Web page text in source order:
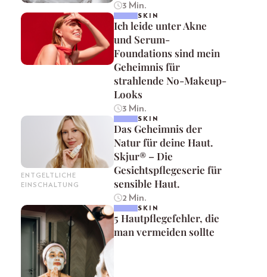
3 Min.
SKIN
Ich leide unter Akne
und Serum-
Foundations sind mein
Geheimnis für
strahlende No-Makeup-
Looks
3 Min.
ENTGELTLICHE
EINSCHALTUNG
SKIN
Das Geheimnis der
Natur für deine Haut.
Skjur® – Die
Gesichtspflegeserie für
sensible Haut.
2 Min.
SKIN
5 Hautpflegefehler, die
man vermeiden sollte